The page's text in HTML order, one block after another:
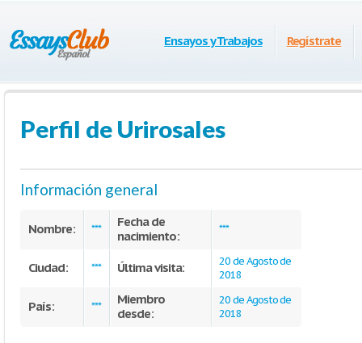
Ensayos y Trabajos Regístrate
Perfil de Urirosales
Información general
Nombre: ***
Fecha de
nacimiento:
***
Ciudad: *** Última visita:
20 de Agosto de
2018
País: ***
Miembro
desde:
20 de Agosto de
2018